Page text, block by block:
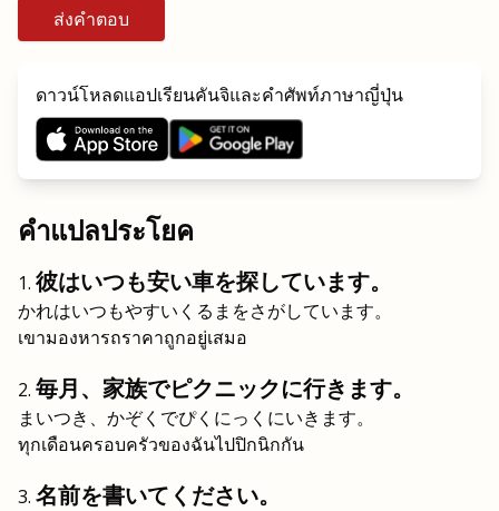
ส่งคำตอบ
ดาวน์โหลดแอปเรียนคันจิและคำศัพท์ภาษาญี่ปุ่น
คำแปลประโยค
彼はいつも安い車を探しています。
かれはいつもやすいくるまをさがしています。
เขามองหารถราคาถูกอยู่เสมอ
毎月、家族でピクニックに行きます。
まいつき、かぞくでぴくにっくにいきます。
ทุกเดือนครอบครัวของฉันไปปิกนิกกัน
名前を書いてください。